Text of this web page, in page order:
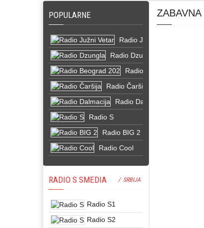
POPULARNE
Radio Južni Vetar
Radio Dzungla
Radio Beograd 202
Radio Čaršija
Radio Dalmacija
Radio S
Radio BIG 2
Radio Cool
RADIO S SMEDIA / SRBIJA
Radio S1
Radio S2
ZABAVNA